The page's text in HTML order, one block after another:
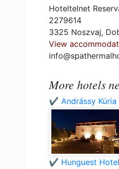
Hoteltelnet
2279614
3325 Noszvaj,
View
More hotels
✔️ Andrássy
✔️ Hunguest